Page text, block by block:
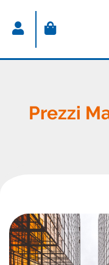
Sei un nuovo
CREA IL TUO
Prezzi